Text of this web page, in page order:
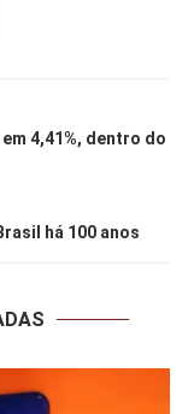
4,41%, dentro do
há 100 anos